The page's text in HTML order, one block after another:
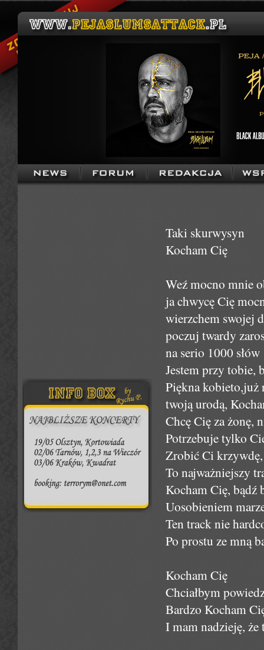
Taki skurwysyn
Kocham Cię
Weź mocno mnie
ja chwycę Cię
wierzchem swojej
poczuj twardy
na serio 1000
Jestem przy tobie,
Piękna kobieto,już
twoją urodą,
Chcę Cię za żonę,
Potrzebuje tylko
Zrobić Ci
To najważniejszy
Kocham Cię, bądź
Uosobieniem
Ten track nie
Po prostu ze mną
Kocham Cię
Chciałbym
Bardzo Kocham
I mam nadzieję,